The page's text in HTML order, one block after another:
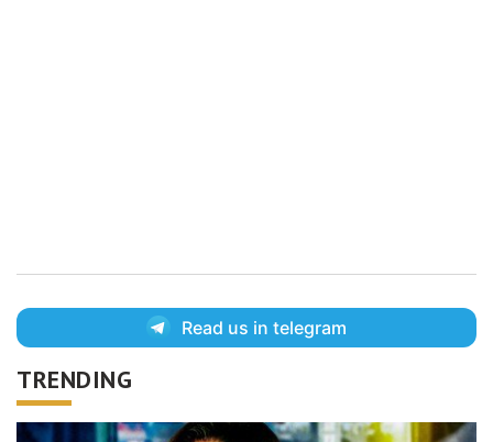
Read us in telegram
TRENDING